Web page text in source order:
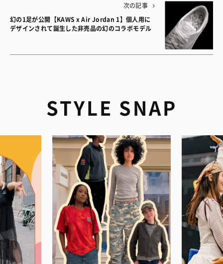
次の記事
幻の1足が公開【KAWS x Air Jordan 1】個人用に
デザインされて誕生した非売品の幻のコラボモデル
STYLE SNAP